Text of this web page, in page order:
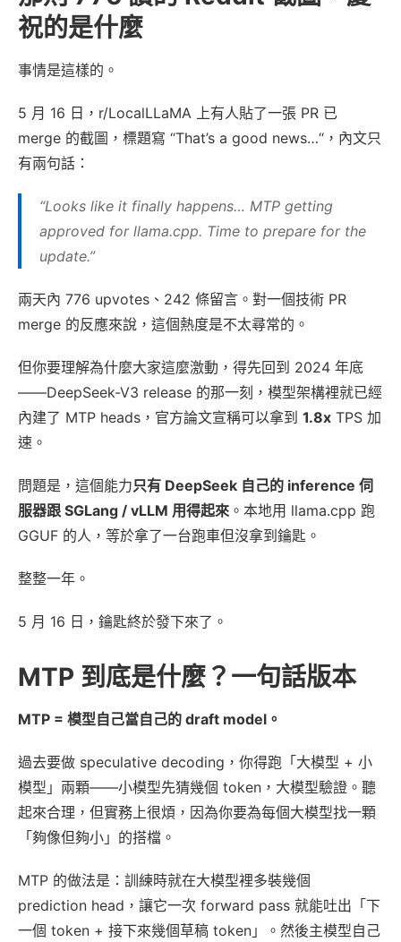
祝的是什麼
事情是這樣的。
5 月 16 日，r/LocalLLaMA 上有人貼了一張 PR 已
merge 的截圖，標題寫 “That’s a good news…“，內文只
有兩句話：
“Looks like it finally happens… MTP getting
approved for llama.cpp. Time to prepare for the
update.”
兩天內 776 upvotes、242 條留言。對一個技術 PR
merge 的反應來說，這個熱度是不太尋常的。
但你要理解為什麼大家這麼激動，得先回到 2024 年底
——DeepSeek-V3 release 的那一刻，模型架構裡就已經
內建了 MTP heads，官方論文宣稱可以拿到 1.8x TPS 加
速。
問題是，這個能力只有 DeepSeek 自己的 inference 伺
服器跟 SGLang / vLLM 用得起來 。本地用 llama.cpp 跑
GGUF 的人，等於拿了一台跑車但沒拿到鑰匙。
整整一年。
5 月 16 日，鑰匙終於發下來了。
MTP 到底是什麼？一句話版本
MTP = 模型自己當自己的 draft model。
過去要做 speculative decoding，你得跑「大模型 + 小
模型」兩顆——小模型先猜幾個 token，大模型驗證。聽
起來合理，但實務上很煩，因為你要為每個大模型找一顆
「夠像但夠小」的搭檔。
MTP 的做法是：訓練時就在大模型裡多裝幾個
prediction head，讓它一次 forward pass 就能吐出「下
一個 token + 接下來幾個草稿 token」。然後主模型自己